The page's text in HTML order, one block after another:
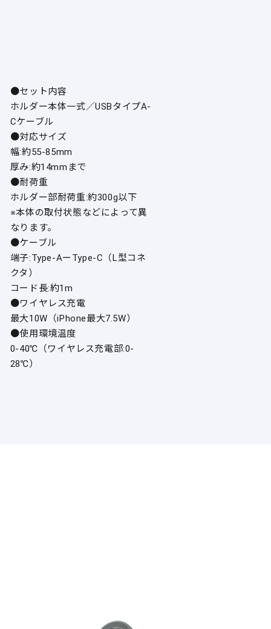
●セット内容
ホルダー本体一式／USBタイプA-
Cケーブル
●対応サイズ
幅:約55-85mm
厚み:約14mmまで
●耐荷重
ホルダー部耐荷重:約300g以下
※本体の取付状態などによって異
なります。
●ケーブル
端子:Type-AーType-C（L型コネ
クタ）
コード長:約1m
●ワイヤレス充電
最大10W（iPhone最大7.5W）
●使用環境温度
0-40℃（ワイヤレス充電部:0-
28℃）